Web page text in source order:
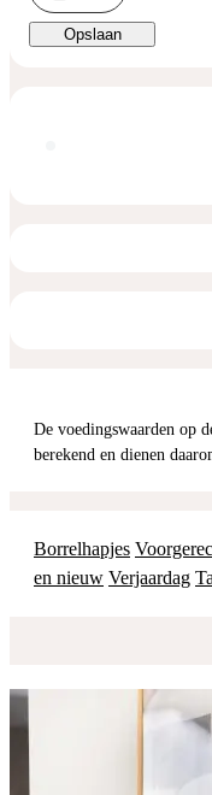
Opslaan
De voedingswaarden op deze website worden automatisch
berekend en dienen
Borrelhapjes
en nieuw Verjaardag